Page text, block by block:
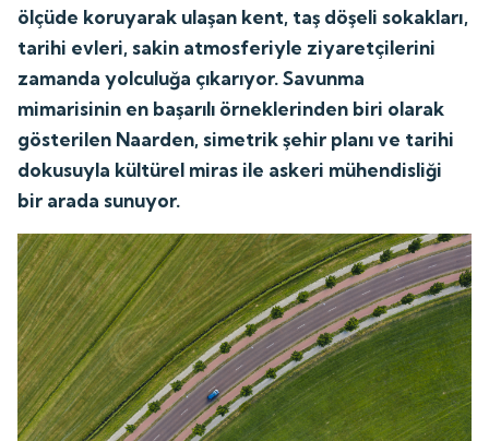
ölçüde koruyarak ulaşan kent, taş döşeli sokakları,
tarihi evleri, sakin atmosferiyle ziyaretçilerini
zamanda yolculuğa çıkarıyor. Savunma
mimarisinin en başarılı örneklerinden biri olarak
gösterilen Naarden, simetrik şehir planı ve tarihi
dokusuyla kültürel miras ile askeri mühendisliği
bir arada sunuyor.